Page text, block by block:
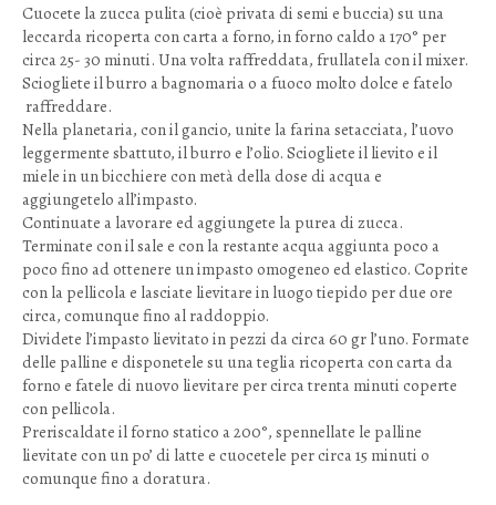
Cuocete la zucca pulita (cioè privata di semi e buccia) su una
leccarda ricoperta con carta a forno, in forno caldo a 170° per
circa 25- 30 minuti. Una volta raffreddata, frullatela con il mixer.
Sciogliete il burro a bagnomaria o a fuoco molto dolce e fatelo
raffreddare.
Nella planetaria, con il gancio, unite la farina setacciata, l’uovo
leggermente sbattuto, il burro e l’olio. Sciogliete il lievito e il
miele in un bicchiere con metà della dose di acqua e
aggiungetelo all’impasto.
Continuate a lavorare ed aggiungete la purea di zucca.
Terminate con il sale e con la restante acqua aggiunta poco a
poco fino ad ottenere un impasto omogeneo ed elastico. Coprite
con la pellicola e lasciate lievitare in luogo tiepido per due ore
circa, comunque fino al raddoppio.
Dividete l’impasto lievitato in pezzi da circa 60 gr l’uno. Formate
delle palline e disponetele su una teglia ricoperta con carta da
forno e fatele di nuovo lievitare per circa trenta minuti coperte
con pellicola.
Preriscaldate il forno statico a 200°, spennellate le palline
lievitate con un po’ di latte e cuocetele per circa 15 minuti o
comunque fino a doratura.